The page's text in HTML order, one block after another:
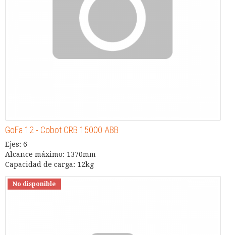
GoFa 12 - Cobot CRB 15000 ABB
Ejes: 6
Alcance máximo: 1370mm
Capacidad de carga: 12kg
No disponible